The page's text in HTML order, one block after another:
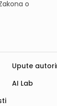
o
Upute
AI Lab